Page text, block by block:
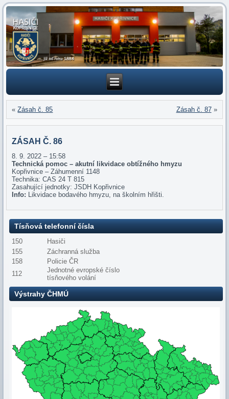
«Zásah č. 85 Zásah č. 87»
ZÁSAH Č. 86
8. 9. 2022 – 15:58
Technická pomoc – akutní likvidace obtížného hmyzu
Kopřivnice – Záhumenní 1148
Technika: CAS 24 T 815
Zasahující jednotky: JSDH Kopřivnice
Info: Likvidace bodavého hmyzu, na školním hřišti.
Tísňová telefonní čísla
150
Hasiči
155
Záchranná služba
158
Policie ČR
112
Jednotné evropské číslo
tísňového volání
Výstrahy ČHMÚ